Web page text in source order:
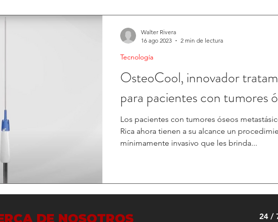
OsteoCool, innovador
para pacientes con tumores
Los pacientes con tumores óseos
Rica ahora tienen a su alcance un
mínimamente invasivo que les brinda...
Tecnología
Walter Rivera
16 ago 2023
2 min de lectura
DE NOSOTROS 24 /